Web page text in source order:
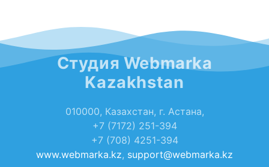
Студия Webmarka
Kazakhstan
010000, Казахстан, г. Астана,
+7 (7172) 251-394
+7 (708) 4251-394
www.webmarka.kz, support@webmarka.kz